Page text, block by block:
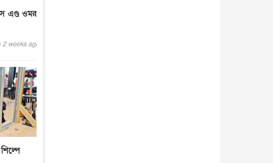
এণ্ড ওমরা
2 weeks ago